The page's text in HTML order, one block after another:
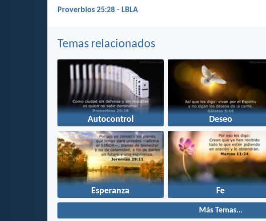
Proverbios 25:28 - LBLA
Temas relacionados
Autocontrol Deseo
Esperanza Fe
Más Temas...